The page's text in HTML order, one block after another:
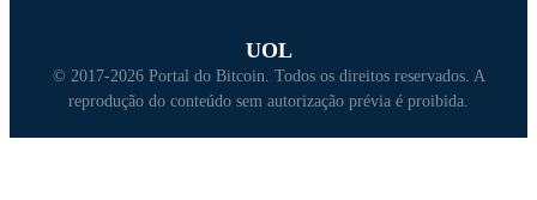
UOL
© 2017-2026 Portal do Bitcoin. Todos os direitos reservados. A
reprodução do conteúdo sem autorização prévia é proibida.